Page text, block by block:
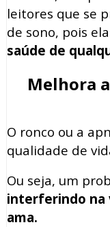
leitores que se
de sono, pois
saúde de
Melhora
O ronco ou a
qualidade de
Ou seja, um
interferindo na
ama.